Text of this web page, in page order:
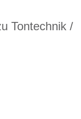
Tontechnik /